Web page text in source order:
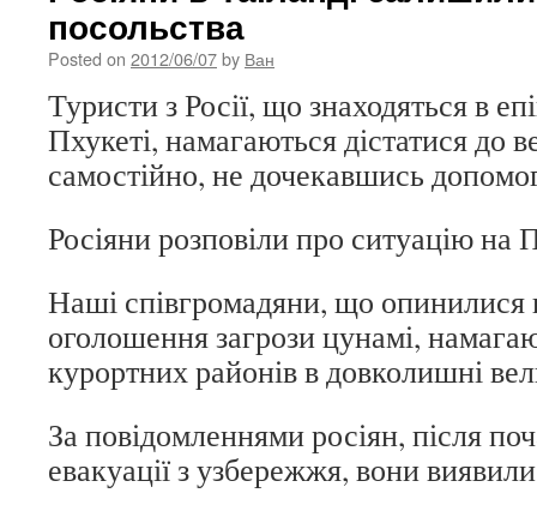
посольства
Posted on 2012/06/07by Ван
Туристи з Росії, що знаходяться в
Пхукеті, намагаються дістатися до
самостійно, не дочекавшись
Росіяни розповіли про ситуацію на
Наші співгромадяни, що опинилися
оголошення загрози цунамі,
курортних районів в довколишні
За повідомленнями росіян, після
евакуації з узбережжя, вони